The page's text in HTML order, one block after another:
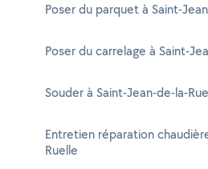
Poser du parquet à Saint-
Poser du carrelage à Saint-
Souder à Saint-Jean-de-la-
Entretien réparation
Ruelle